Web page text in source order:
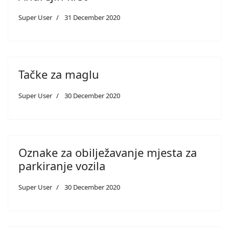
Super User 31 December 2020
Tačke za maglu
Super User 30 December 2020
Oznake za obilježavanje mjesta za
parkiranje vozila
Super User 30 December 2020